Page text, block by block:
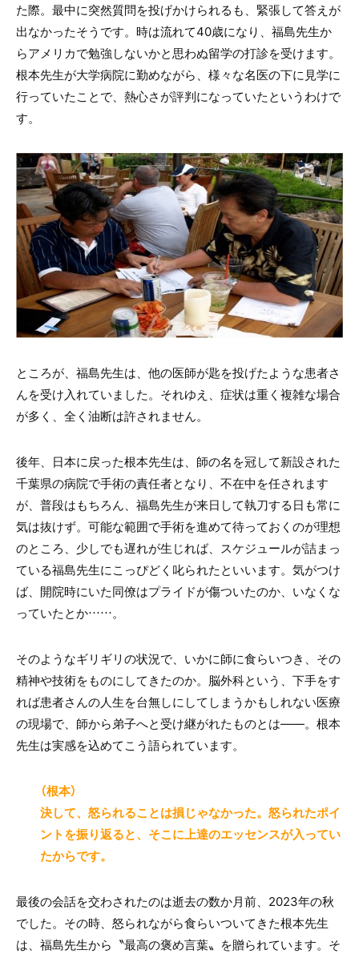
た際。最中に突然質問を投げかけられるも、緊張して答えが
出なかったそうです。時は流れて40歳になり、福島先生か
らアメリカで勉強しないかと思わぬ留学の打診を受けます。
根本先生が大学病院に勤めながら、様々な名医の下に見学に
行っていたことで、熱心さが評判になっていたというわけで
す。
ところが、福島先生は、他の医師が匙を投げたような患者さ
んを受け入れていました。それゆえ、症状は重く複雑な場合
が多く、全く油断は許されません。
後年、日本に戻った根本先生は、師の名を冠して新設された
千葉県の病院で手術の責任者となり、不在中を任されます
が、普段はもちろん、福島先生が来日して執刀する日も常に
気は抜けず。可能な範囲で手術を進めて待っておくのが理想
のところ、少しでも遅れが生じれば、スケジュールが詰まっ
ている福島先生にこっぴどく叱られたといいます。気がつけ
ば、開院時にいた同僚はプライドが傷ついたのか、いなくな
っていたとか……。
そのようなギリギリの状況で、いかに師に食らいつき、その
精神や技術をものにしてきたのか。脳外科という、下手をす
れば患者さんの人生を台無しにしてしまうかもしれない医療
の現場で、師から弟子へと受け継がれたものとは――。根本
先生は実感を込めてこう語られています。
（根本）
決して、怒られることは損じゃなかった。怒られたポイ
ントを振り返ると、そこに上達のエッセンスが入ってい
たからです。
最後の会話を交わされたのは逝去の数か月前、2023年の秋
でした。その時、怒られながら食らいついてきた根本先生
は、福島先生から〝最高の褒め言葉〟を贈られています。そ